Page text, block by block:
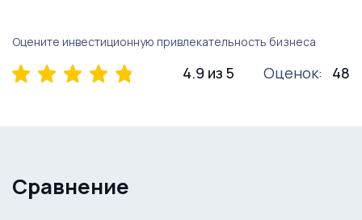
Оцените инвестиционную привлекательность бизнеса
4.9 из 5 Оценок: 48
Сравнение